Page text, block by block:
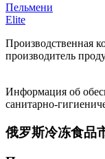
Пельмени
Elite
Производственная
производитель
Информация об
санитарно-
俄罗斯冷冻食品